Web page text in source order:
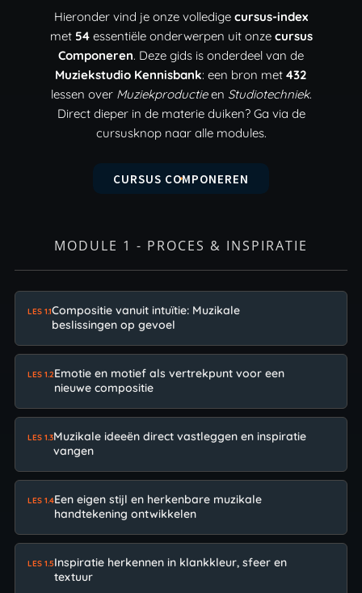
Hieronder vind je onze volledige cursus-index
met 54essentiële onderwerpen uit onze cursus
Componeren. Deze gids is onderdeel van de
Muziekstudio Kennisbank: een bron met 432
lessen over Muziekproductieen Studiotechniek.
Direct dieper in de materie duiken? Ga via de
cursusknop naar alle modules.
CURSUS COMPONEREN
MODULE 1 - PROCES & INSPIRATIE
LES 1.1Compositie vanuit intuïtie: Muzikale
beslissingen op gevoel
LES 1.2Emotie en motief als vertrekpunt voor een
nieuwe compositie
LES 1.3Muzikale ideeën direct vastleggen en inspiratie
vangen
LES 1.4Een eigen stijl en herkenbare muzikale
handtekening ontwikkelen
LES 1.5Inspiratie herkennen in klankkleur, sfeer en
textuur